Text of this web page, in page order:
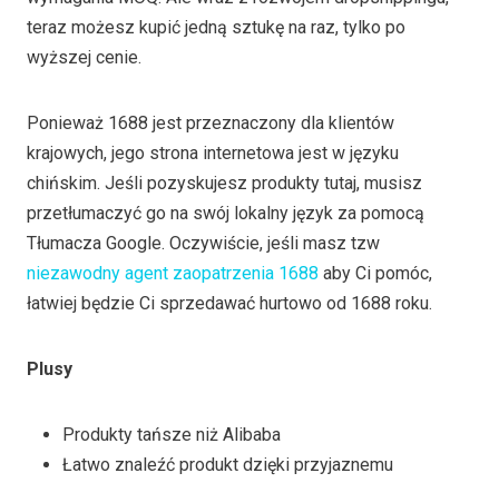
teraz możesz kupić jedną sztukę na raz, tylko po
wyższej cenie.
Ponieważ 1688 jest przeznaczony dla klientów
krajowych, jego strona internetowa jest w języku
chińskim. Jeśli pozyskujesz produkty tutaj, musisz
przetłumaczyć go na swój lokalny język za pomocą
Tłumacza Google. Oczywiście, jeśli masz tzw
niezawodny agent zaopatrzenia 1688 aby Ci pomóc,
łatwiej będzie Ci sprzedawać hurtowo od 1688 roku.
Plusy
Produkty tańsze niż Alibaba
Łatwo znaleźć produkt dzięki przyjaznemu